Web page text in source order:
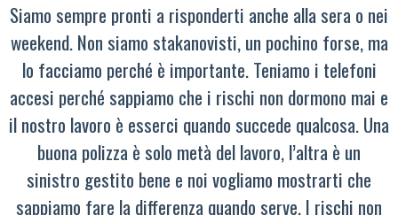
Siamo sempre pronti a risponderti anche alla sera o nei
weekend. Non siamo stakanovisti, un pochino forse, ma
lo facciamo perché è importante. Teniamo i telefoni
accesi perché sappiamo che i rischi non dormono mai e
il nostro lavoro è esserci quando succede qualcosa. Una
buona polizza è solo metà del lavoro, l’altra è un
sinistro gestito bene e noi vogliamo mostrarti che
sappiamo fare la differenza quando serve. I rischi non